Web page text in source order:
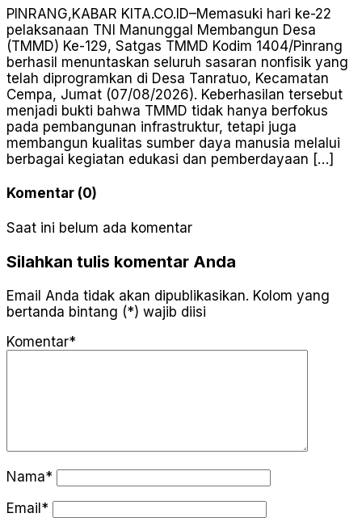
PINRANG,KABAR KITA.CO.ID–Memasuki hari ke-22
pelaksanaan TNI Manunggal Membangun Desa
(TMMD) Ke-129, Satgas TMMD Kodim 1404/Pinrang
berhasil menuntaskan seluruh sasaran nonfisik yang
telah diprogramkan di Desa Tanratuo, Kecamatan
Cempa, Jumat (07/08/2026). Keberhasilan tersebut
menjadi bukti bahwa TMMD tidak hanya berfokus
pada pembangunan infrastruktur, tetapi juga
membangun kualitas sumber daya manusia melalui
berbagai kegiatan edukasi dan pemberdayaan […]
Komentar (0)
Saat ini belum ada komentar
Silahkan tulis komentar Anda
Email Anda tidak akan dipublikasikan. Kolom yang
bertanda bintang (*) wajib diisi
Komentar*
Nama*
Email*